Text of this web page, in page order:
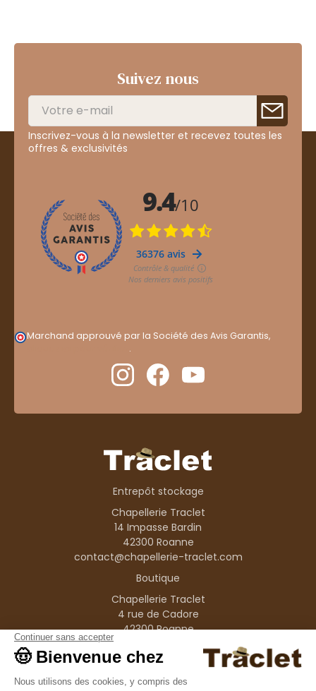
Suivez nous
Inscrivez-vous à la newsletter et recevez toutes les
offres & exclusivités
Marchand approuvé par la Société des Avis Garantis,
.
Entrepôt stockage
Chapellerie Traclet
14 Impasse Bardin
42300 Roanne
contact@chapellerie-traclet.com
Boutique
Chapellerie Traclet
4 rue de Cadore
42300 Roanne